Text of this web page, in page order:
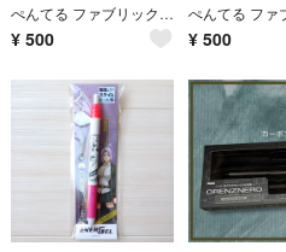
ぺんてる ファブリックファン 布描きくれよん 16色(1セット)
¥ 500 ¥ 500